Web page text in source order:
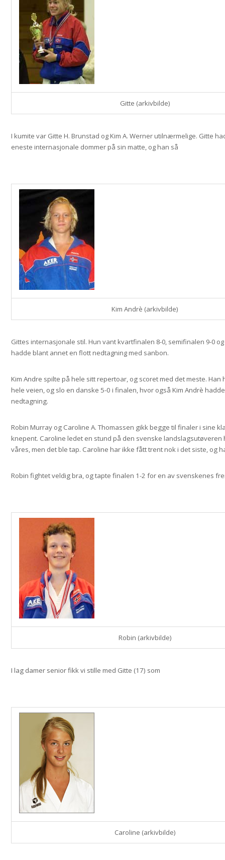
Gitte (arkivbilde)
I kumite var Gitte H. Brunstad og Kim A. Werner utilnærmelige. Gitte
eneste internasjonale dommer på sin matte, og han så
Kim Andrè (arkivbilde)
Gittes internasjonale stil. Hun vant kvartfinalen 8-0, semifinalen 9-0
hadde blant annet en flott nedtagning med sanbon.
Kim Andre spilte på hele sitt repertoar, og scoret med det meste.
hele veien, og slo en danske 5-0 i finalen, hvor også Kim Andrè
nedtagning.
Robin Murray og Caroline A. Thomassen gikk begge til finaler i sine
knepent. Caroline ledet en stund på den svenske landslagsutøveren
våres, men det ble tap. Caroline har ikke fått trent nok i det siste, og
Robin fightet veldig bra, og tapte finalen 1-2 for en av svenskenes
Robin (arkivbilde)
I lag damer senior fikk vi stille med Gitte (17) som
Caroline (arkivbilde)